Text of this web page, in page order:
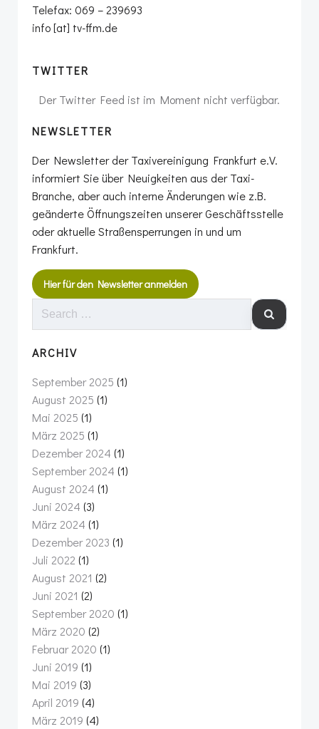
Telefax: 069 – 239693
info [at] tv-ffm.de
TWITTER
Der Twitter Feed ist im Moment nicht verfügbar.
NEWSLETTER
Der Newsletter der Taxivereinigung Frankfurt e.V.
informiert Sie über Neuigkeiten aus der Taxi-
Branche, aber auch interne Änderungen wie z.B.
geänderte Öffnungszeiten unserer Geschäftsstelle
oder aktuelle Straßensperrungen in und um
Frankfurt.
Hier für den Newsletter anmelden
FOR:
ARCHIV
September 2025 (1)
August 2025 (1)
Mai 2025 (1)
März 2025 (1)
Dezember 2024 (1)
September 2024 (1)
August 2024 (1)
Juni 2024 (3)
März 2024 (1)
Dezember 2023 (1)
Juli 2022 (1)
August 2021 (2)
Juni 2021 (2)
September 2020 (1)
März 2020 (2)
Februar 2020 (1)
Juni 2019 (1)
Mai 2019 (3)
April 2019 (4)
März 2019 (4)